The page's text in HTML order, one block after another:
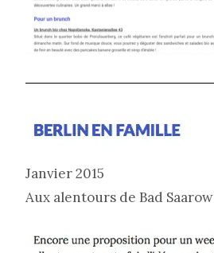
Janvier 2015
Aux alentours de Bad Saarow